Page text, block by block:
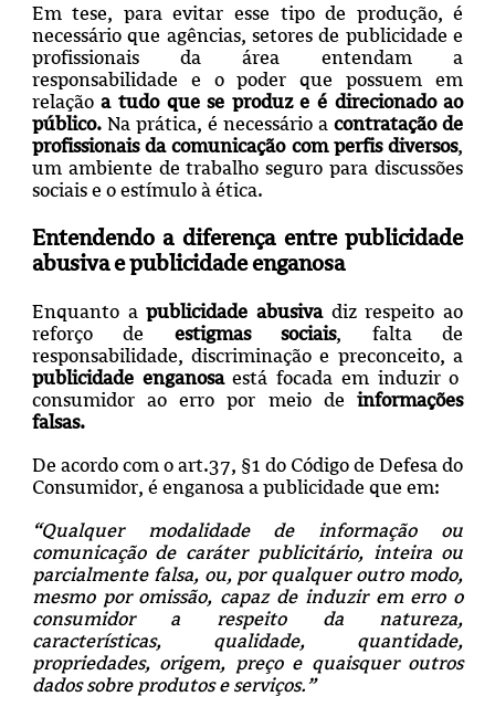
Em tese, para evitar esse tipo de produção, é
necessário que agências, setores de publicidade e
profissionais da área entendam a
responsabilidade e o poder que possuem em
relaçãoa tudo que se produz e é direcionado ao
público. Na prática, é necessário a contratação de
profissionais da comunicação com perfis diversos,
um ambiente de trabalho seguro para discussões
sociais e o estímulo à ética.
Entendendo a diferença entre publicidade
abusiva e publicidade enganosa
Enquanto a publicidade abusivadiz respeito ao
reforço de estigmas sociais, falta de
responsabilidade, discriminação e preconceito, a
publicidade enganosaestá focada em induzir o
consumidor ao erro por meio deinformações
falsas.
De acordo com o art.37, §1 do Código de Defesa do
Consumidor, é enganosa a publicidade que em:
“Qualquer modalidade de informação ou
comunicação de caráter publicitário, inteira ou
parcialmente falsa, ou, por qualquer outro modo,
mesmo por omissão, capaz de induzir em erro o
consumidor a respeito da natureza,
características, qualidade, quantidade,
propriedades, origem, preço e quaisquer outros
dados sobre produtos e serviços.”